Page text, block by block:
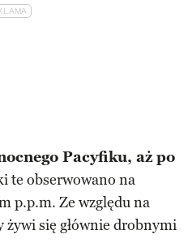
Pacyfiku, aż po
te obserwowano na
p.p.m. Ze względu na
żywi się głównie drobnymi